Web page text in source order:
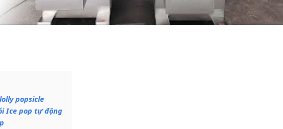
popsicle
Ice pop tự động